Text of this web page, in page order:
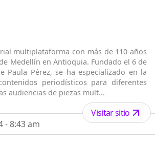
multiplataforma con más de 110 años
Medellín en Antioquia. Fundado el 6 de
Paula Pérez, se ha especializado en la
periodísticos para diferentes
audiencias de piezas mult...
- 8:43 am
Visitar sitio